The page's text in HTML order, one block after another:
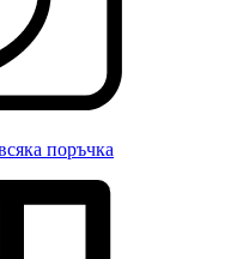
поръчка